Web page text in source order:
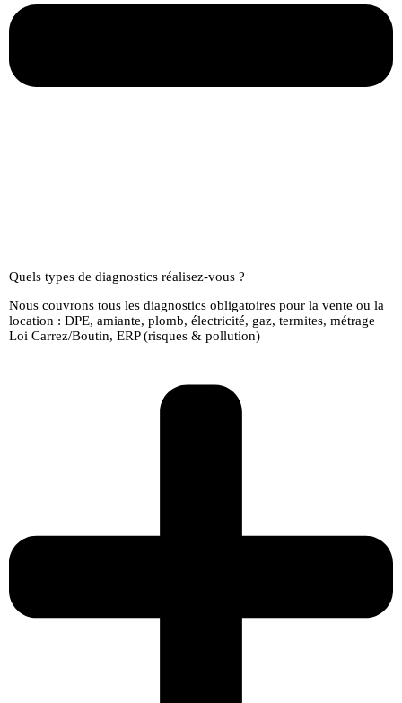
Quels types de diagnostics réalisez-vous ?
Nous couvrons tous les diagnostics obligatoires pour la vente ou la
location : DPE, amiante, plomb, électricité, gaz, termites, métrage
Loi Carrez/Boutin, ERP (risques & pollution)